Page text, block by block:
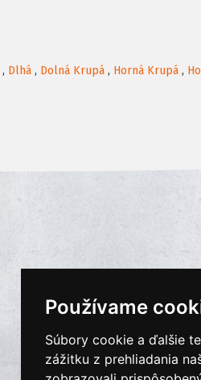
Používame
Súbory cookie a ďalšie
zážitku z prehliadania
, Dlhá , Dolná Krupá , Horná Krupá ,
Ochrana osobných údajov
Cookies